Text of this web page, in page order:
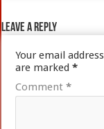
Leave a Reply
Your email
are marked*
Comment*